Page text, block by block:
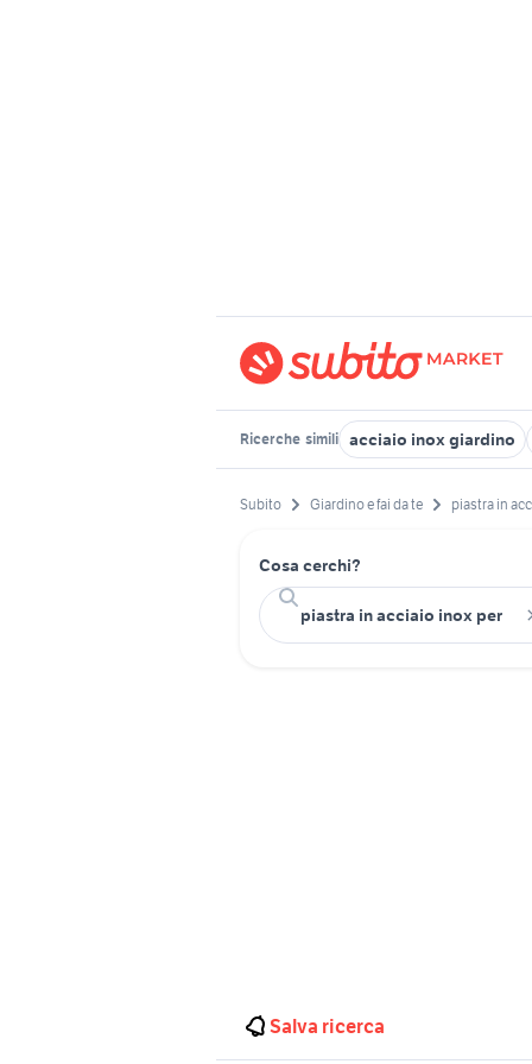
Ricerche simili acciaio inox giardino
Subito Giardino e fai da te piastra in
Cosa cerchi?
Salva ricerca